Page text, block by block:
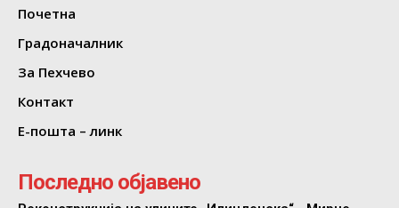
Почетна
Градоначалник
За Пехчево
Контакт
Е-пошта – линк
Последно објавено